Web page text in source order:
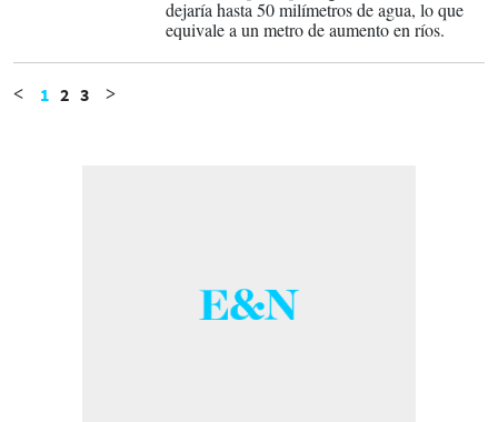
dejaría hasta 50 milímetros de agua, lo que
equivale a un metro de aumento en ríos.
< 1 2 3 >